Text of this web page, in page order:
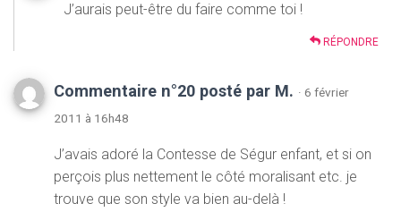
J’aurais peut-être du faire comme toi !
RÉPONDRE
Commentaire n°20 posté par M. · 6 février
2011 à 16h48
J’avais adoré la Contesse de Ségur enfant, et si on
perçois plus nettement le côté moralisant etc. je
trouve que son style va bien au-delà !